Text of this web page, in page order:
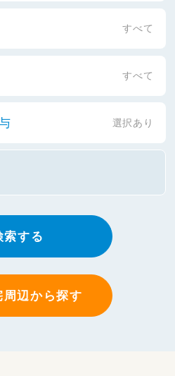
すべて
すべて
選択あり
索する
周辺から探す